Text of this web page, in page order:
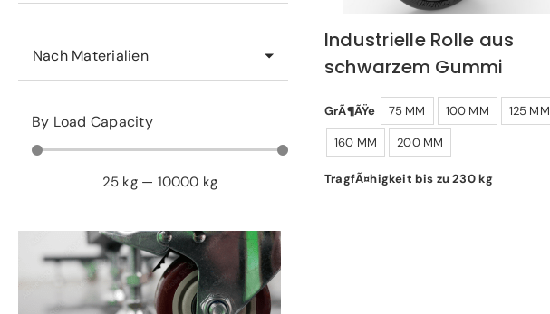
Nach Materialien
By Load Capacity
25 kg— 10000 kg
Industrielle Rolle aus
schwarzem Gummi
GrÃ¶ÃŸe 75 MM 100 MM 125 MM
160 MM 200 MM
TragfÃ¤higkeit bis zu 230 kg